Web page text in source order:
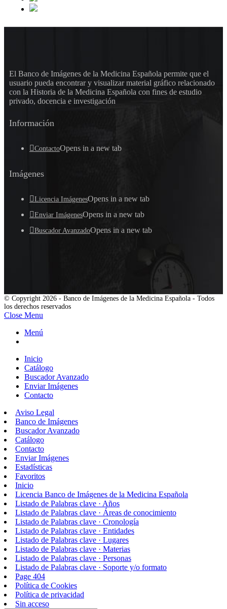
El Banco de Imágenes de la Medicina Española permite que el
usuario pueda encontrar y visualizar material gráfico relacionado
con la Historia de la Medicina Española con fines de estudio
privado, docencia e investigación
Información
ContactoOpens in a new tab
Imágenes
Licencia ImágenesOpens in a new tab
Enviar ImágenesOpens in a new tab
Buscador AvanzadoOpens in a new tab
© Copyright 2026 - Banco de Imágenes de la Medicina Española - Todos
los derechos reservados
Close Menu
Menú
Inicio
Catálogo
Buscador Avanzado
Enviar Imágenes
Contacto
Aviso Legal
Banco de Imágenes
Buscador Avanzado
Catálogo
Contacto
Enviar Imágenes
Estadísticas
Favoritos
Inicio
Licencia Banco de Imágenes de la Medicina Española
Listado de Palabras clave · Años
Listado de Palabras clave · Áreas de conocimiento
Listado de Palabras clave · Cronología
Listado de Palabras clave · Entidades
Listado de Palabras clave · Lugares
Listado de Palabras clave · Materias
Listado de Palabras clave · Personas
Listado de Palabras clave · Soporte y/o formato
Page 404
Política de Cookies
Política de privacidad
Sin acceso